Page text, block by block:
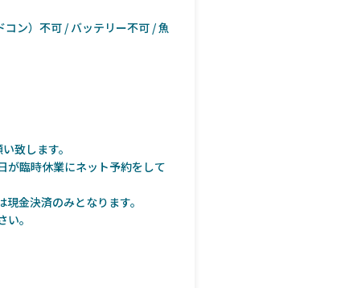
ン）不可 / バッテリー不可 / 魚
致します。
が臨時休業にネット予約をして
金決済のみとなります。
。